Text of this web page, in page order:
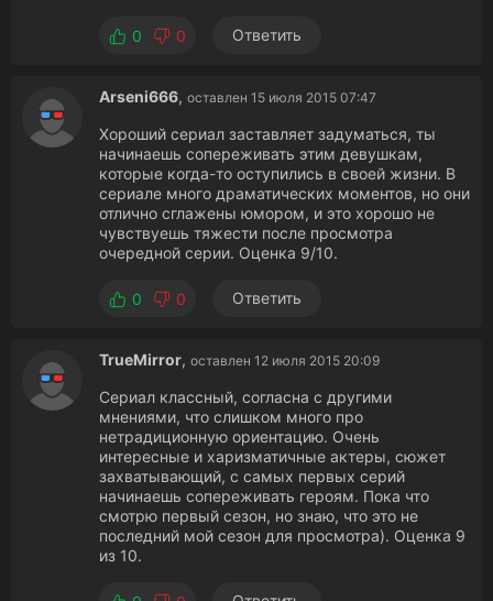
0 0 Ответить
Arseni666, оставлен 15 июля 2015 07:47
Хороший сериал заставляет задуматься, ты
начинаешь сопереживать этим девушкам,
которые когда-то оступились в своей жизни. В
сериале много драматических моментов, но они
отлично сглажены юмором, и это хорошо не
чувствуешь тяжести после просмотра
очередной серии. Оценка 9/10.
0 0 Ответить
TrueMirror, оставлен 12 июля 2015 20:09
Сериал классный, согласна с другими
мнениями, что слишком много про
нетрадиционную ориентацию. Очень
интересные и харизматичные актеры, сюжет
захватывающий, с самых первых серий
начинаешь сопереживать героям. Пока что
смотрю первый сезон, но знаю, что это не
последний мой сезон для просмотра). Оценка 9
из 10.